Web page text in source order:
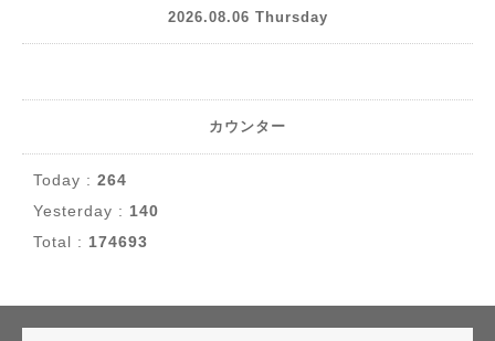
2026.08.06 Thursday
カウンター
Today : 264
Yesterday : 140
Total : 174693